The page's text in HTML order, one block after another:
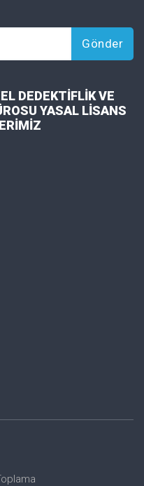
Gönder
DEDEKTİFLİK VE
YASAL LİSANS